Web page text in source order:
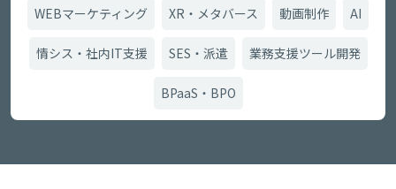
WEBマーケティング XR・メタバース 動画制作 AI
情シス・社内IT支援 SES・派遣 業務支援ツール開発
BPaaS・BPO